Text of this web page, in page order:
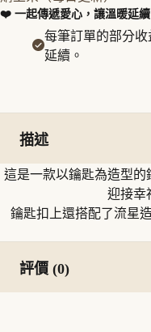
運
匙
量
❤️ 一起傳遞愛心，讓溫暖延續
每筆訂單的部分
延續。
描述
這是一款以鑰匙為造型的
迎接幸
鑰匙扣上還搭配了流星
評價 (0)